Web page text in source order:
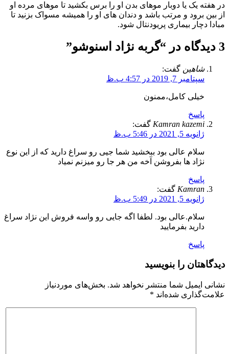
در هفته یک یا دوبار موهای بدن او را برس بکشید تا موهای مرده او
از بین برود و مرتب باشد و دندان های او را همیشه مسواک بزنید تا
مبادا دچار بیماری پریودنتال شود.
3 دیدگاه در “ گربه نژاد اسنوشو”
شاهین گفت:
سپتامبر 7, 2019 در 4:57 ب.ظ
خیلی کامل،ممنون
پاسخ
Kamran kazemi گفت:
ژانویه 5, 2021 در 5:46 ب.ظ
سلام عالی بود ببخشید شما جیی رو سراغ دارید که از این نوع
نژاد ها بفروشن آخه من هر جا رو میزنم نمیاد
پاسخ
Kamran گفت:
ژانویه 5, 2021 در 5:49 ب.ظ
سلام.عالی بود. لطفا اگه جایی رو واسه فروش این نژاد سراغ
دارید بفرمایید
پاسخ
دیدگاهتان را بنویسید
نشانی ایمیل شما منتشر نخواهد شد. بخش‌های موردنیاز
علامت‌گذاری شده‌اند *